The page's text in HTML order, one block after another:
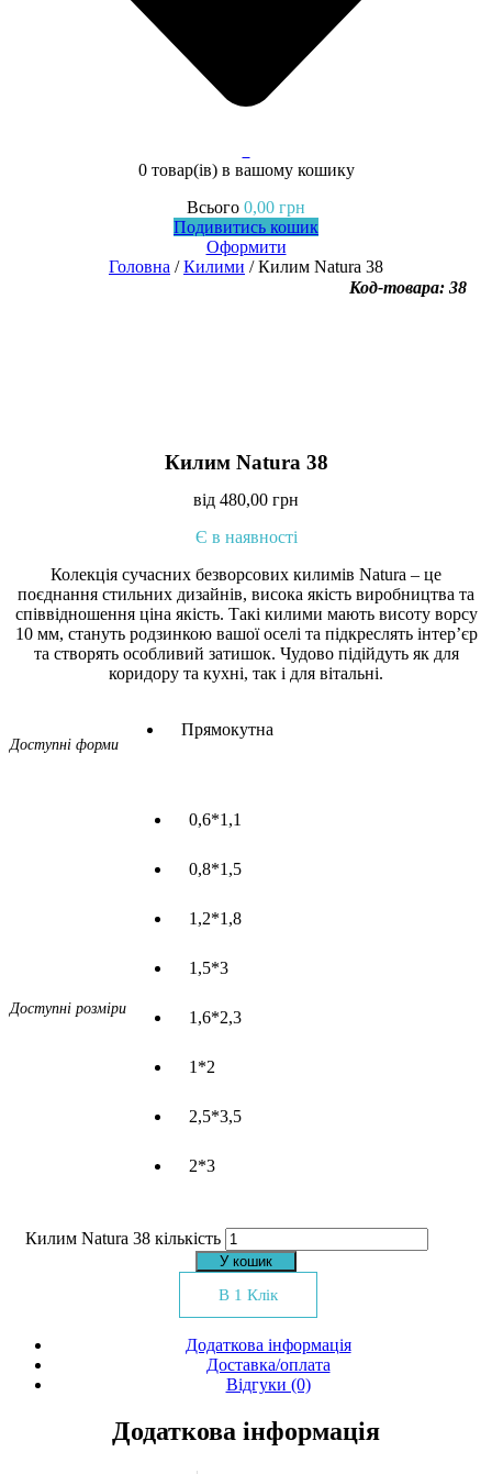
0 товар(ів)в вашому кошику
Всього 0,00 грн
Подивитись кошик
Оформити
Головна /Килими / Килим Natura 38
Код-товара: 38
Килим Natura 38
від 480,00 грн
Є в наявності
Колекція сучасних безворсових килимів Natura – це
поєднання стильних дизайнів, висока якість виробництва та
співвідношення ціна якість. Такі килими мають висоту ворсу
10 мм, стануть родзинкою вашої оселі та підкреслять інтер’єр
та створять особливий затишок. Чудово підійдуть як для
коридору та кухні, так і для вітальні.
Доступні форми
Прямокутна
Доступні розміри
0,6*1,1
0,8*1,5
1,2*1,8
1,5*3
1,6*2,3
1*2
2,5*3,5
2*3
Килим Natura 38 кількість
У кошик
В 1 Клік
Додаткова інформація
Доставка/оплата
Відгуки (0)
Додаткова інформація